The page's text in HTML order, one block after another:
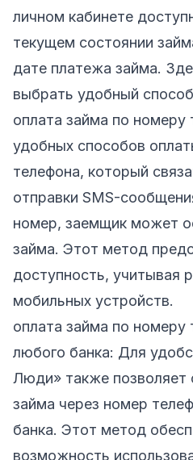
личном кабинете
текущем состоянии
дате платежа займа.
выбрать удобный
оплата займа по номеру
удобных способов
телефона, который
отправки SMS-
номер, заемщик может
займа. Этот метод
доступность, учитывая
мобильных устройств.
оплата займа по номеру
любого банка: Для
Люди» также позволяет
займа через номер
банка. Этот метод
возможность